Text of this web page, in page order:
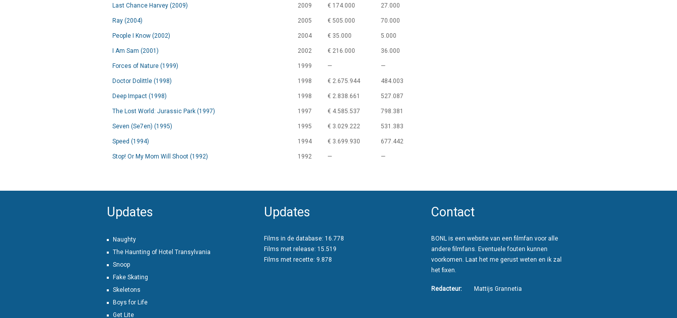
Last Chance Harvey (2009) 2009 € 174.000 27.000
Ray (2004) 2005 € 505.000 70.000
People I Know (2002) 2004 € 35.000 5.000
I Am Sam (2001) 2002 € 216.000 36.000
Forces of Nature (1999) 1999 — —
Doctor Dolittle (1998) 1998 € 2.675.944 484.003
Deep Impact (1998) 1998 € 2.838.661 527.087
The Lost World: Jurassic Park (1997) 1997 € 4.585.537 798.381
Seven (Se7en) (1995) 1995 € 3.029.222 531.383
Speed (1994) 1994 € 3.699.930 677.442
Stop! Or My Mom Will Shoot (1992) 1992 — —
Updates
Naughty
The Haunting of Hotel Transylvania
Snoop
Fake Skating
Skeletons
Boys for Life
Get Lite
Updates
Films in de database: 16.778
Films met release: 15.519
Films met recette: 9.878
Contact
BONL is een website van een filmfan voor alle
andere filmfans. Eventuele fouten kunnen
voorkomen. Laat het me gerust weten en ik zal
het fixen.
Redacteur: Mattijs Grannetia